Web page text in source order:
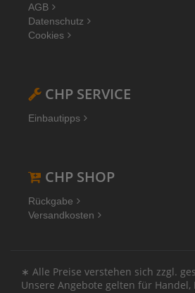
AGB
Datenschutz
Cookies
CHP SERVICE
Einbautipps
CHP SHOP
Rückgabe
Versandkosten
∗ Alle Preise verstehen sich zzgl.
Unsere Angebote gelten für